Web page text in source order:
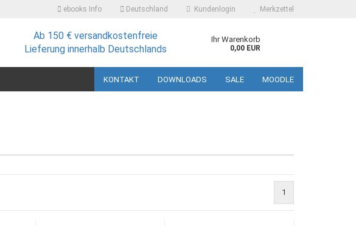
ebooks Info Deutschland Kundenlogin
Konto erstellen
Merkzettel
Ab 150 € versandkostenfreie
Lieferung innerhalb Deutschlands
Ihr Warenkorb
0,00 EUR
KONTAKT DOWNLOADS SALE MOODLE
1